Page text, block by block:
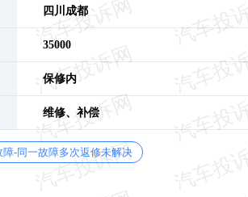
四川 成都
35000
保修内
维修、补偿
障-同一故障多次返修未解决